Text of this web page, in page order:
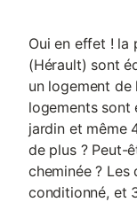
Oui en effet ! la
(Hérault) sont
un logement de
logements sont
jardin et même
de plus ? Peut-
cheminée ?
conditionné, et